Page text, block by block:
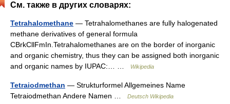
См. также в других словарях:
Tetrahalomethane — Tetrahalomethanes are fully halogenated
methane derivatives of general formula
CBrkCllFmIn.Tetrahalomethanes are on the border of inorganic
and organic chemistry, thus they can be assigned both inorganic
and organic names by IUPAC:… …
Wikipedia
Tetraiodmethan — Strukturformel Allgemeines Name
Tetraiodmethan Andere Namen …
Deutsch Wikipedia